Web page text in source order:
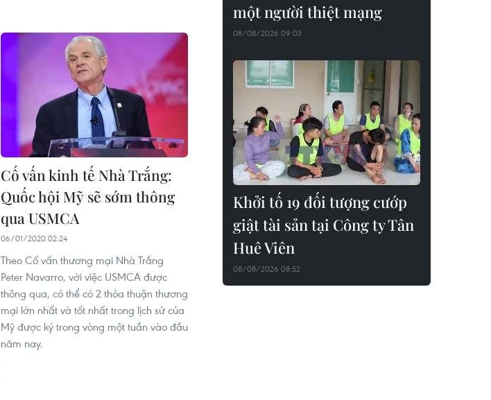
Cố vấn kinh tế Nhà Trắng:
Quốc hội Mỹ sẽ sớm thông
qua USMCA
06/01/2020 02:24
Theo Cố vấn thương mại Nhà Trắng
Peter Navarro, với việc USMCA được
thông qua, có thể có 2 thỏa thuận thương
mại lớn nhất và tốt nhất trong lịch sử của
Mỹ được ký trong vòng một tuần vào đầu
năm nay.
một người thiệt mạng
08/08/2026 09:03
Khởi tố 19 đối tượng cướp
giật tài sản tại Công ty Tân
Huê Viên
08/08/2026 08:52